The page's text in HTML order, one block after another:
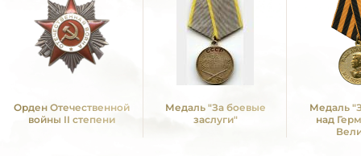
Орден Отечественной
войны II степени
Медаль "За боевые
заслуги"
Медаль
над